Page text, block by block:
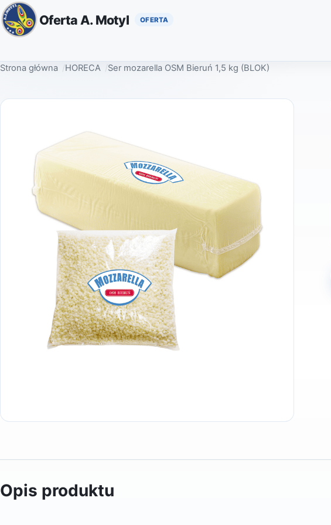
Oferta A. Motyl
Strona główna HORECA Ser mozarella OSM Bieruń 1,5 kg (BLOK)
Opis produktu